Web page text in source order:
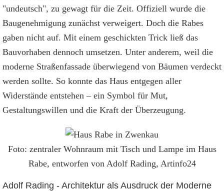
"undeutsch", zu gewagt für die Zeit. Offiziell wurde die
Baugenehmigung zunächst verweigert. Doch die Rabes
gaben nicht auf. Mit einem geschickten Trick ließ das
Bauvorhaben dennoch umsetzen. Unter anderem, weil die
moderne Straßenfassade überwiegend von Bäumen verdeckt
werden sollte. So konnte das Haus entgegen aller
Widerstände entstehen – ein Symbol für Mut,
Gestaltungswillen und die Kraft der Überzeugung.
Foto: zentraler Wohnraum mit Tisch und Lampe im Haus
Rabe, entworfen von Adolf Rading, Artinfo24
Adolf Rading - Architektur als Ausdruck der Moderne